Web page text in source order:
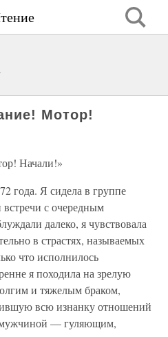
Мотор!
Начали!»
года. Я сидела в группе
с очередным
далеко, я чувствовала
в страстях, называемых
что исполнилось
я походила на зрелую
и тяжелым браком,
всю изнанку отношений
— гуляющим,